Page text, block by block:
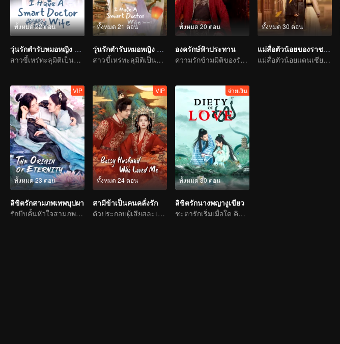
ทั้งหมด 22 ตอน
วุ่นรักตำรับหมอหญิง ภาค 1
สาวขี้เหร่ทะลุมิติเป็นสนมแพทย์หญิงยุคโบราณ
ทั้งหมด 21 ตอน
วุ่นรักตำรับหมอหญิง ภาค 2
สาวขี้เหร่ทะลุมิติเป็นสนมแพทย์หญิงยุคโบราณ
ทั้งหมด 20 ตอน
องครักษ์ฟ้าประทาน
ความรักข้ามมิติของรัชทายาทและองครักษ์สาว
ทั้งหมด 30 ตอน
แม่สื่อตัวน้อยของราชาปีศาจ
แม่สื่อตัวน้อยแดนเซียนเชื่อมวาสนาคู่ครอง
ทั้งหมด 23 ตอน
VIP
ลิขิตรักสามภพเทพบุปผา
รักบีบคั้นหัวใจสามภพชาติของเทพกับเซียนบุปผา
ทั้งหมด 24 ตอน
VIP
สามีข้าเป็นคนคลั่งรัก
ตัวประกอบผู้เสียสละเปลี่ยนชะตากลายเป็นพระชายา
ทั้งหมด 30 ตอน
จ่ายเงิน
ลิขิตรักนางพญางูเขียว
ชะตารักเริ่มเมื่อใด คิดถึงไม่เสื่อมคลาย